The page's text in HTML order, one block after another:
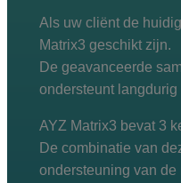
Als uw cliënt de
Matrix3 geschikt zijn.
De geavanceerde
ondersteunt
AYZ Matrix3 bevat 3
De combinatie van
ondersteuning van